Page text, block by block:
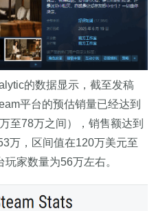
的数据显示，截至发稿
平台的预估销量已经达到
至78万之间），销售额达到
万，区间值在120万美元至
家数量为56万左右。